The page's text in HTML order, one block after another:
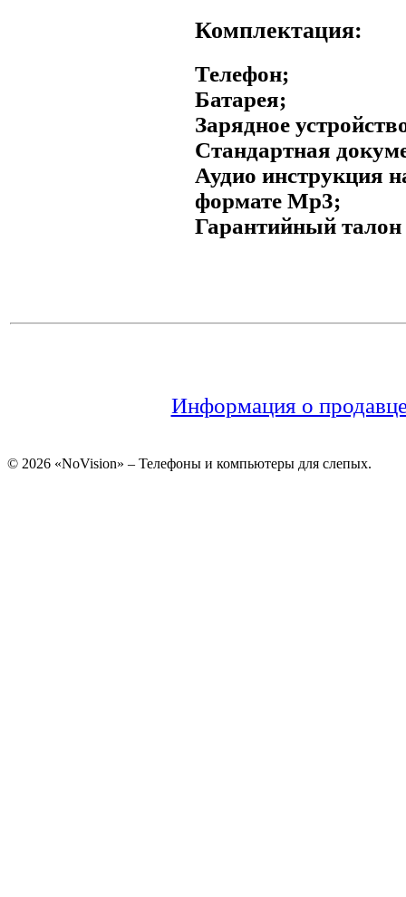
Комплектация:
Телефон;
Батарея;
Зарядное
Стандартная
Аудио инструкция
формате Mp3;
Гарантийный талон
Информация о
© 2026 «NoVision» – Телефоны и компьютеры для слепых.